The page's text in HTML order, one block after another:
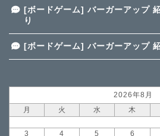
[ボードゲーム] バーガーアップ
り
[ボードゲーム] バーガーアップ
2026年8月
月
火 水 木
3
4 5 6